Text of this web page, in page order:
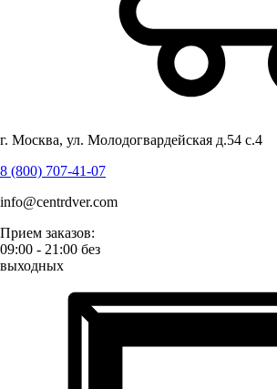
г. Москва, ул. Молодогвардейская д.54 с.4
8 (800) 707-41-07
info@centrdver.com
Прием заказов:
09:00 - 21:00 без
выходных